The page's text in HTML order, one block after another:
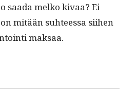
saa­da melko kivaa? Ei
mitään suh­teessa siihen
maksaa.